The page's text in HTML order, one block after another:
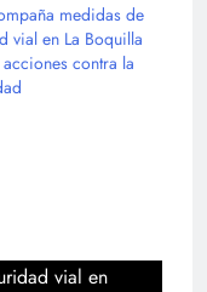
medidas de
vial en La Boquilla
contra la
vial en